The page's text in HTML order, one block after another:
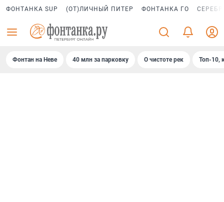
ФОНТАНКА SUP (ОТ)ЛИЧНЫЙ ПИТЕР ФОНТАНКА ГО
Фонтан на Неве 40 млн за парковку О чистоте рек Топ-10,